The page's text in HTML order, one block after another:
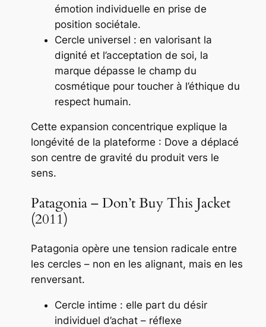
émotion individuelle en prise de
position sociétale.
Cercle universel : en valorisant la
dignité et l’acceptation de soi, la
marque dépasse le champ du
cosmétique pour toucher à l’éthique du
respect humain.
Cette expansion concentrique explique la
longévité de la plateforme : Dove a déplacé
son centre de gravité du produitvers le
sens.
Patagonia – Don’t Buy This Jacket
(2011)
Patagonia opère une tension radicale entre
les cercles – non en les alignant, mais en les
renversant.
Cercle intime : elle part du désir
individuel d’achat – réflexe